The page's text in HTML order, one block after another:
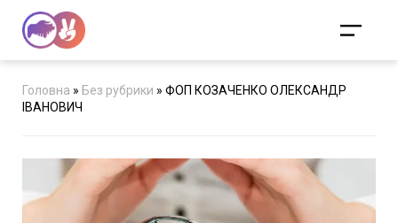
Головна » Без рубрики » ФОП КОЗАЧЕНКО ОЛЕКСАНДР
ІВАНОВИЧ